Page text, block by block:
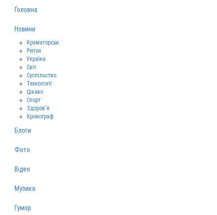
Головна
Новини
Краматорськ
Регіон
Україна
Світ
Суспільство
Технології
Цікаво
Спорт
Здоров‘я
Хронограф
Блоги
Фото
Відео
Музика
Гумор